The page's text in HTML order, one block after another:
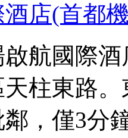
店(首都
航國際
柱東路
，僅3分